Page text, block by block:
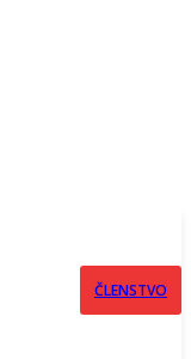
ČLENSTVO